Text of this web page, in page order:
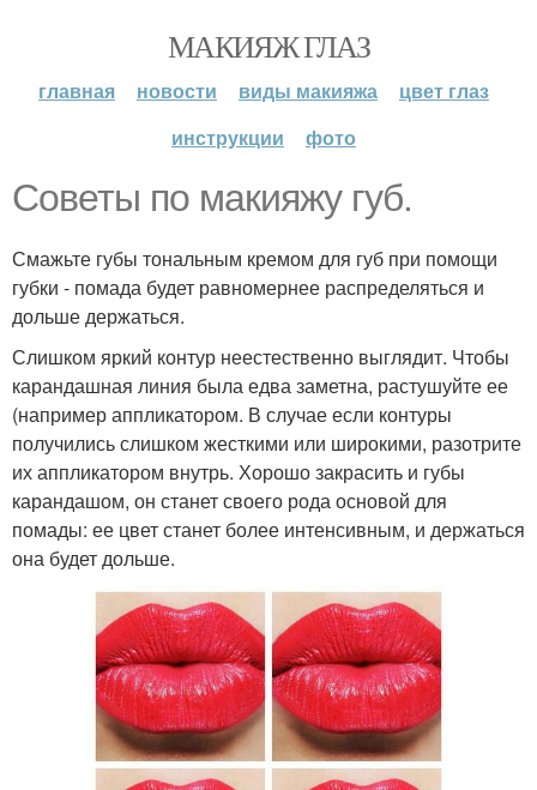
МАКИЯЖ ГЛАЗ
главная новости виды макияжа
цвет глаз
инструкции
фото
Советы по макияжу губ.
Смажьте губы тональным кремом для губ при помощи
губки - помада будет равномернее распределяться и
дольше держаться.
Слишком яркий контур неестественно выглядит. Чтобы
карандашная линия была едва заметна, растушуйте ее
(например аппликатором. В случае если контуры
получились слишком жесткими или широкими, разотрите
их аппликатором внутрь. Хорошо закрасить и губы
карандашом, он станет своего рода основой для
помады: ее цвет станет более интенсивным, и держаться
она будет дольше.